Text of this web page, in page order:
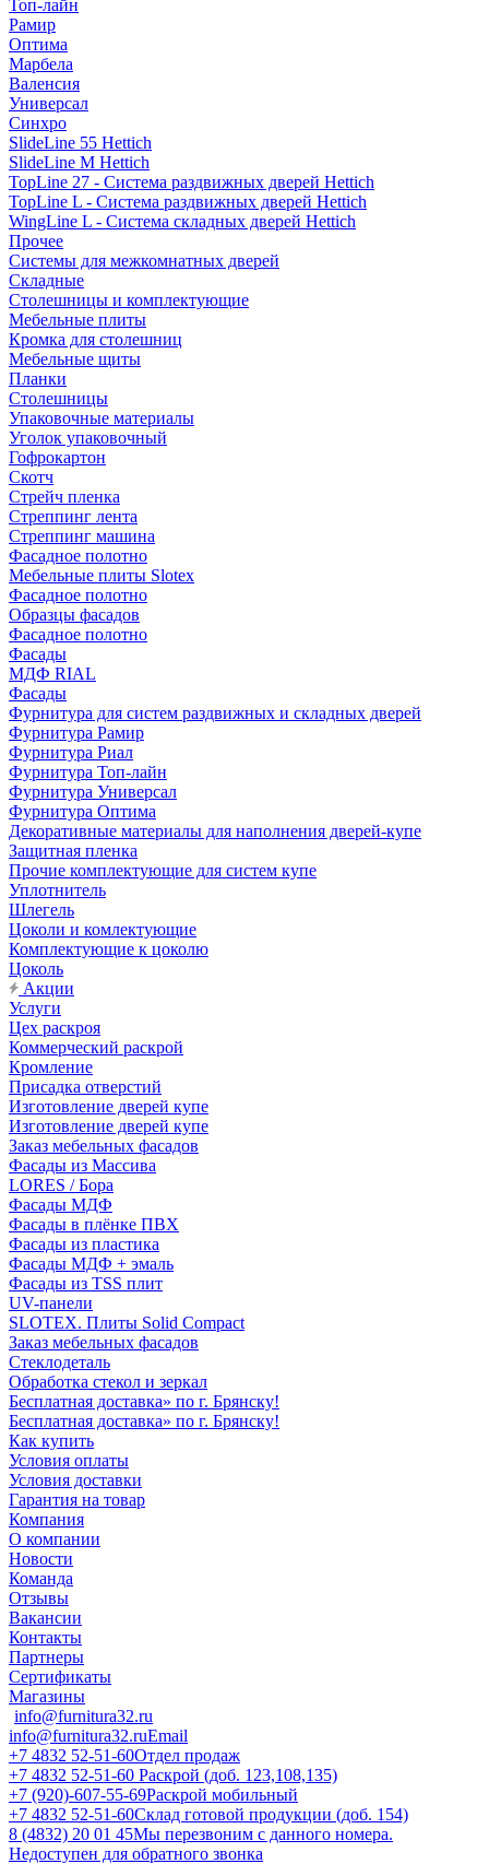
Топ-лайн
Рамир
Оптима
Марбела
Валенсия
Универсал
Синхро
SlideLine 55 Hettich
SlideLine M Hettich
TopLine 27 - Система раздвижных дверей Hettich
TopLine L - Система раздвижных дверей Hettich
WingLine L - Система складных дверей Hettich
Прочее
Системы для межкомнатных дверей
Складные
Столешницы и комплектующие
Мебельные плиты
Кромка для столешниц
Мебельные щиты
Планки
Столешницы
Упаковочные материалы
Уголок упаковочный
Гофрокартон
Скотч
Стрейч пленка
Стреппинг лента
Стреппинг машина
Фасадное полотно
Мебельные плиты Slotex
Фасадное полотно
Образцы фасадов
Фасадное полотно
Фасады
МДФ RIAL
Фасады
Фурнитура для систем раздвижных и складных дверей
Фурнитура Рамир
Фурнитура Риал
Фурнитура Топ-лайн
Фурнитура Универсал
Фурнитура Оптима
Декоративные материалы для наполнения дверей-купе
Защитная пленка
Прочие комплектующие для систем купе
Уплотнитель
Шлегель
Цоколи и комлектующие
Комплектующие к цоколю
Цоколь
Акции
Услуги
Цех раскроя
Коммерческий раскрой
Кромление
Присадка отверстий
Изготовление дверей купе
Изготовление дверей купе
Заказ мебельных фасадов
Фасады из Массива
LORES / Бора
Фасады МДФ
Фасады в плёнке ПВХ
Фасады из пластика
Фасады МДФ + эмаль
Фасады из TSS плит
UV-панели
SLOTEX. Плиты Solid Compact
Заказ мебельных фасадов
Стеклодеталь
Обработка стекол и зеркал
Бесплатная доставка» по г. Брянску!
Бесплатная доставка» по г. Брянску!
Как купить
Условия оплаты
Условия доставки
Гарантия на товар
Компания
О компании
Новости
Команда
Отзывы
Вакансии
Контакты
Партнеры
Сертификаты
Магазины
info@furnitura32.ru
info@furnitura32.ruEmail
+7 4832 52-51-60Отдел продаж
+7 4832 52-51-60 Раскрой (доб. 123,108,135)
+7 (920)-607-55-69Раскрой мобильный
+7 4832 52-51-60Склад готовой продукции (доб. 154)
8 (4832) 20 01 45Мы перезвоним с данного номера.
Недоступен для обратного звонка